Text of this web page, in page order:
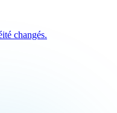
changés.